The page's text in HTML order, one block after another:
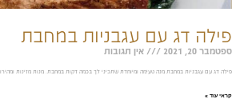
פילה דג עם עגבניות במחבת
ספטמבר 20, 2021 אין תגובות
פילה דג עם עגבניות במחבת מנה טעימה ומיוחדת שתכיני לך בכמה דקות במחבת. מנות מזינות
קראי עוד »